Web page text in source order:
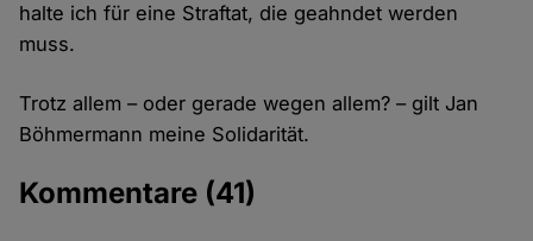
halte ich für eine Straftat, die geahndet werden
muss.
Trotz allem – oder gerade wegen allem? – gilt Jan
Böhmermann meine Solidarität.
Kommentare (41)